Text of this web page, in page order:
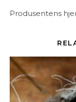
Produsentens